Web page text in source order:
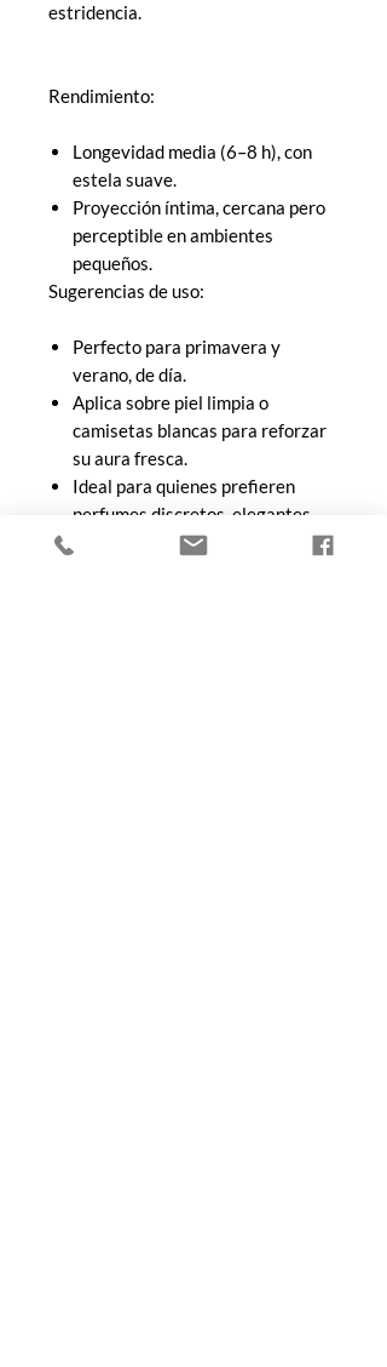
estridencia.
Rendimiento:
Longevidad media (6–8 h), con
estela suave.
Proyección íntima, cercana pero
perceptible en ambientes
pequeños.
Sugerencias de uso:
Perfecto para primavera y
verano, de día.
Aplica sobre piel limpia o
camisetas blancas para reforzar
su aura fresca.
Ideal para quienes prefieren
perfumes discretos, elegantes,
casi invisibles… pero inolvidables.